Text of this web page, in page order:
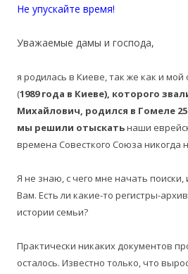
Не упускайте время!
Уважаемые дамы и господа,
я родилась в Киеве, так же как и
(1989 года в Киеве), которого
Михайлович, родился в Гомеле 25
мы решили отыскатьнаши
времена Совесткого Союза никогда
Я не знаю, с чего мне начать
Вам. Есть ли какие-то регистры-
истории семьи?
Практически никаких документов
осталось. Известно только, что